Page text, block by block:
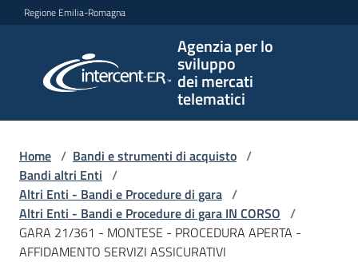
Vai al contenuto
Vai alla navigazione
Vai al footer
Regione Emilia-Romagna
Agenzia per lo
sviluppo
dei mercati
telematici
per lo
sviluppo
telematici
L'Agenzia
Home / Bandi e strumenti di acquisto /
Bandi altri Enti /
Altri Enti - Bandi e Procedure di gara /
Altri Enti - Bandi e Procedure di gara IN CORSO /
GARA 21/361 - MONTESE - PROCEDURA APERTA -
AFFIDAMENTO SERVIZI ASSICURATIVI